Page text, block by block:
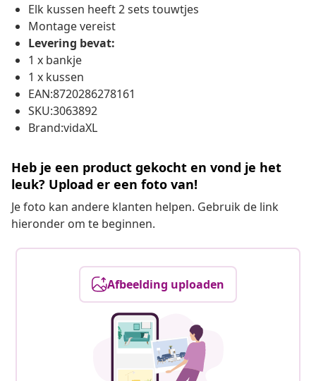
Elk kussen heeft 2 sets touwtjes
Montage vereist
Levering bevat:
1 x bankje
1 x kussen
EAN:8720286278161
SKU:3063892
Brand:vidaXL
Heb je een product gekocht en vond je het
leuk? Upload er een foto van!
Je foto kan andere klanten helpen. Gebruik de link
hieronder om te beginnen.
Afbeelding uploaden